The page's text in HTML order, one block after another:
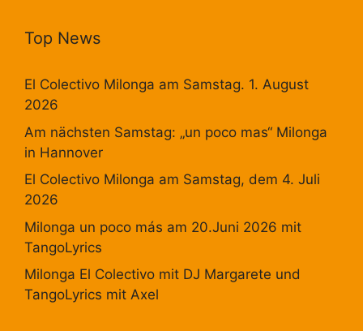
Top News
El Colectivo Milonga am Samstag. 1. August
2026
Am nächsten Samstag: „un poco mas“ Milonga
in Hannover
El Colectivo Milonga am Samstag, dem 4. Juli
2026
Milonga un poco más am 20.Juni 2026 mit
TangoLyrics
Milonga El Colectivo mit DJ Margarete und
TangoLyrics mit Axel